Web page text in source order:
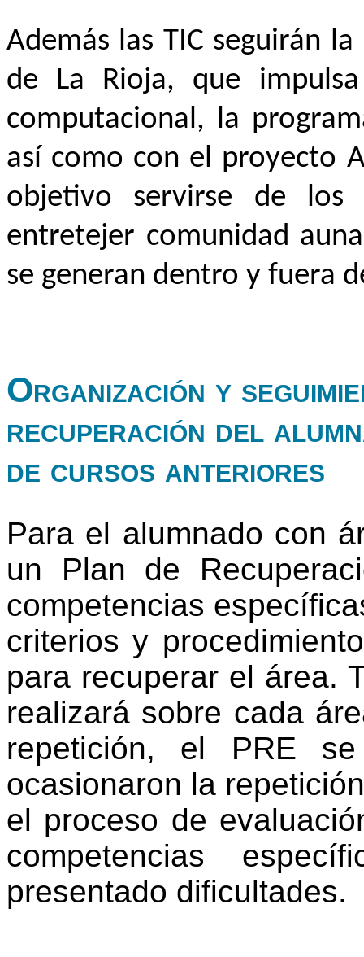
Además las TIC seguirán
de La Rioja, que
computacional, la
así como con el proyecto
objetivo servirse de los
entretejer comunidad
se generan dentro y fuera
Organización y
recuperación del
de cursos anteriores
Para el alumnado con
un Plan de
competencias
criterios y
para recuperar el área.
realizará sobre cada
repetición, el PRE
ocasionaron la
el proceso de
competencias
presentado